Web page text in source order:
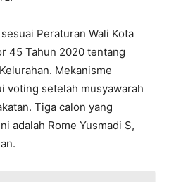
Peraturan Wali Kota
45 Tahun 2020 tentang
Mekanisme
voting setelah musyawarah
Tiga calon yang
adalah Rome Yusmadi S,